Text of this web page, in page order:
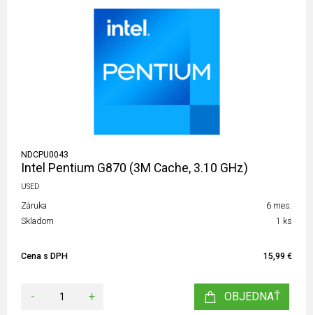
NDCPU0043
Intel Pentium G870 (3M Cache, 3.10 GHz)
USED
Záruka
6 mes.
Skladom
1 ks
Cena s DPH 15,99 €
- + OBJEDNAŤ